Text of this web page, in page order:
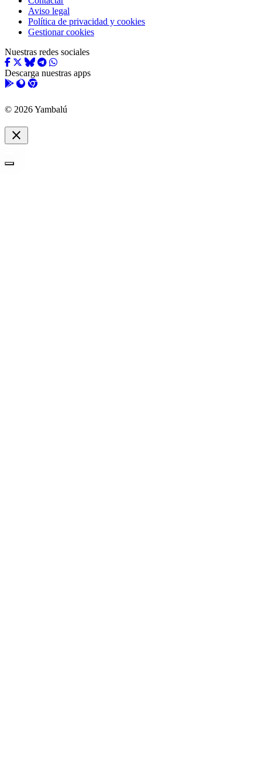
Aviso legal
Política de privacidad y cookies
Gestionar cookies
Nuestras redes sociales
Descarga nuestras apps
© 2026 Yambalú
close